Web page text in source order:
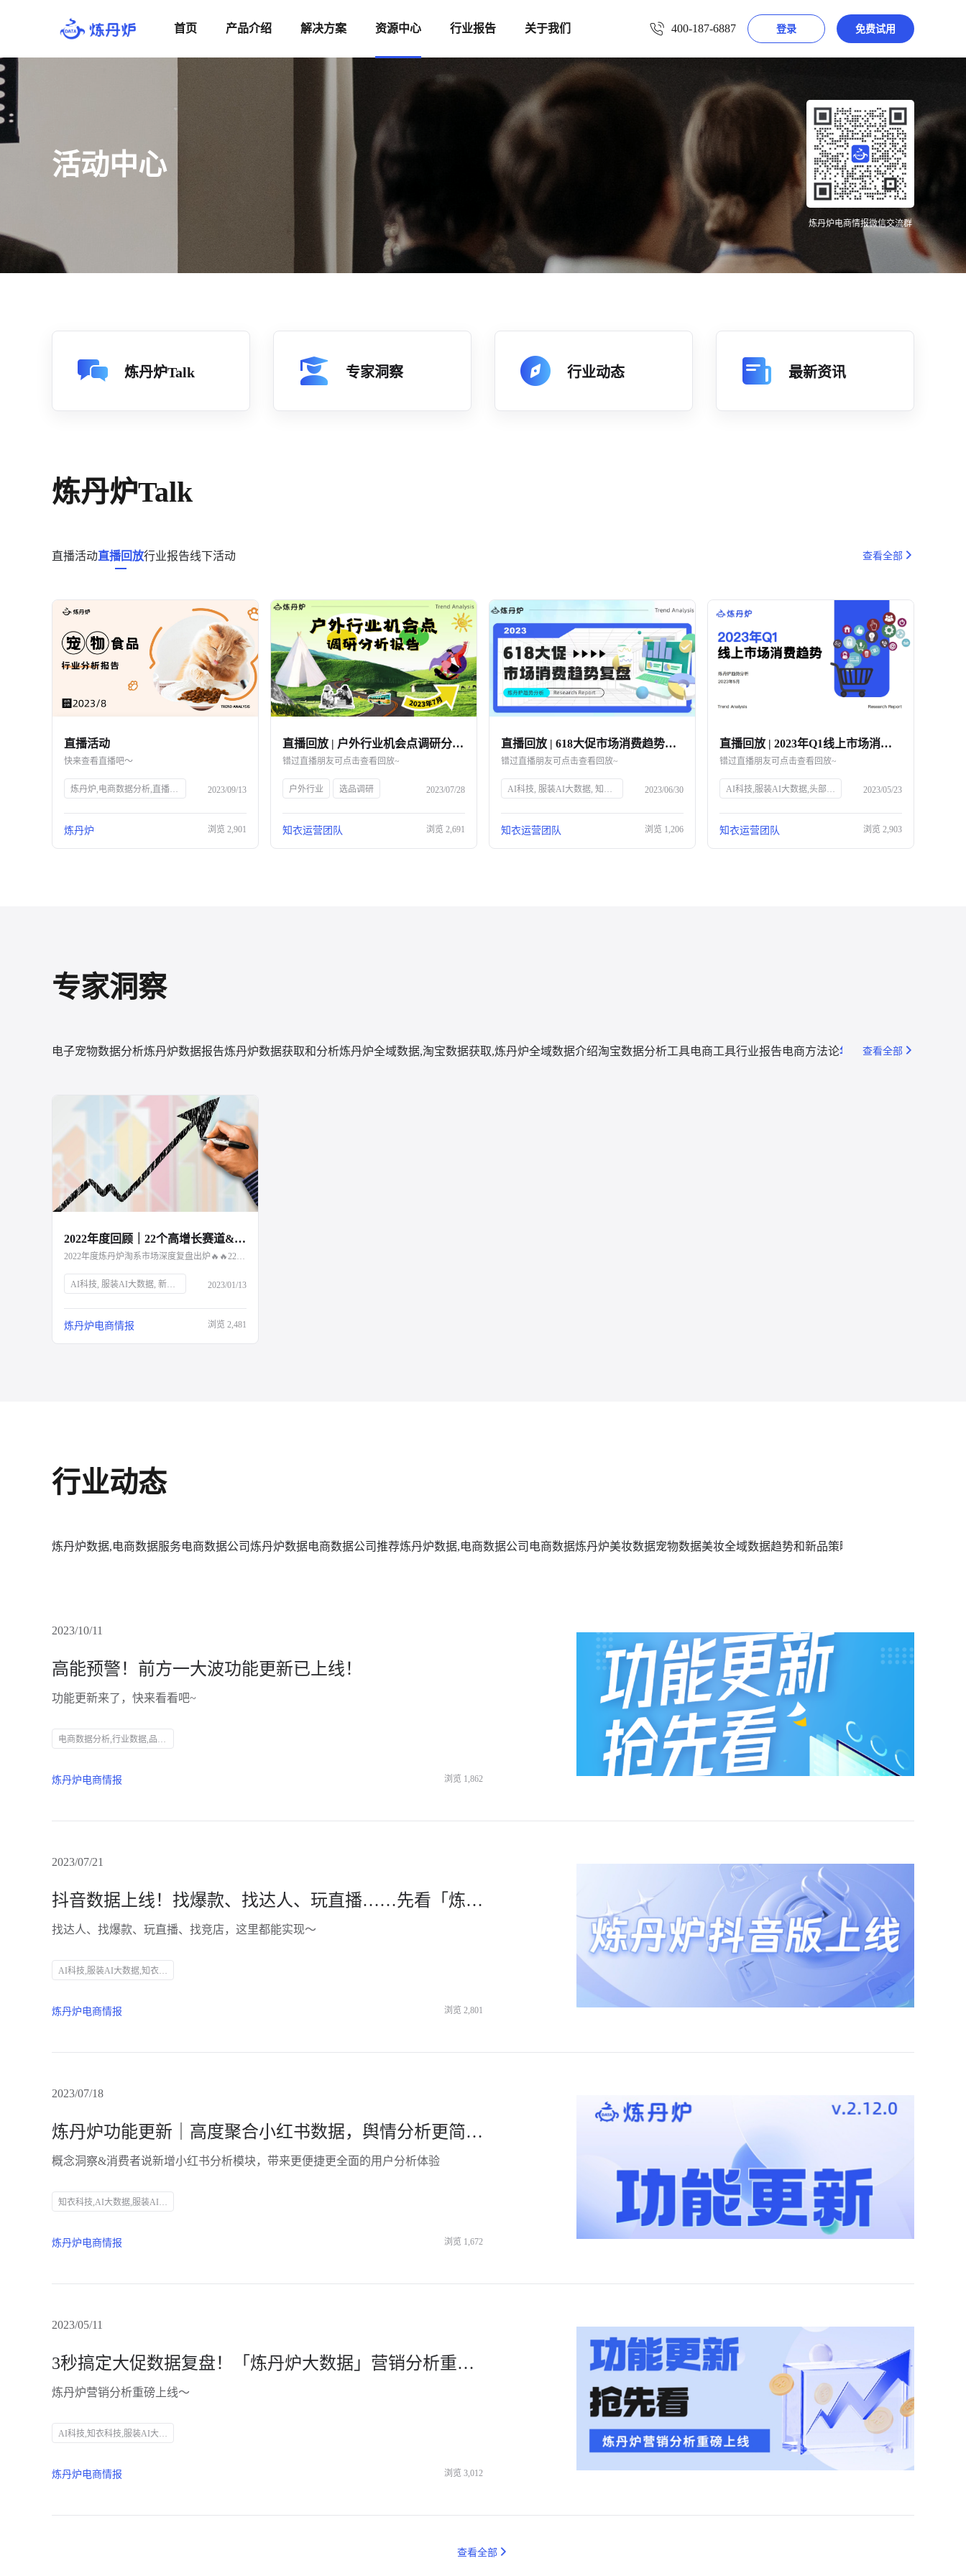
首页 产品介绍 解决方案 资源中心 行业报告 关于我们 400-187-6887 登录 免费试用
活动中心
炼丹炉电商情报微信交流群
炼丹炉Talk 专家洞察 行业动态 最新资讯
炼丹炉Talk
直播活动直播回放行业报告线下活动 查看全部
直播活动
快来查看直播吧～
炼丹炉,电商数据分析,直播行业解读,宠物行业解读,知衣科技,AI大数据,服装AI 2023/09/13
炼丹炉 浏览 2,901
直播回放 | 户外行业机会点调研分析报告解读
错过直播朋友可点击查看回放~
户外行业 选品调研 2023/07/28
知衣运营团队 浏览 2,691
直播回放 | 618大促市场消费趋势复盘解读
错过直播朋友可点击查看回放~
AI科技, 服装AI大数据, 知衣科技, 头部企业, 人工智能, 服装行业, 数据分析, 技术创新, 智能解决方案, 时尚技术 2023/06/30
知衣运营团队 浏览 1,206
直播回放 | 2023年Q1线上市场消费趋势解读
错过直播朋友可点击查看回放~
AI科技,服装AI大数据,头部企业,知衣科技,官网SEO 2023/05/23
知衣运营团队 浏览 2,903
专家洞察
电子宠物数据分析炼丹炉数据报告炼丹炉数据获取和分析炼丹炉全域数据,淘宝数据获取,炼丹炉全域数据介绍淘宝数据分析工具电商工具行业报告电商方法论年度回顾
查看全部
2022年度回顾｜22个高增长赛道&5大消费趋势复盘
2022年度炼丹炉淘系市场深度复盘出炉🔥🔥22个潜力品类及5大市场趋势解读，点击文章阅读～
AI科技, 服装AI大数据, 新消费品牌, Z世代, 新中产, 银发经济, 宅经济, 户外经济, 情绪消费, 短视频营销, 直播营销, 登山, 垂钓, 露营, 滑雪, 防疫政策, 保健意识, 宠物经济, 国货崛起 2023/01/13
炼丹炉电商情报 浏览 2,481
行业动态
炼丹炉数据,电商数据服务电商数据公司炼丹炉数据电商数据公司推荐炼丹炉数据,电商数据公司 电商数据炼丹炉美妆数据宠物数据美妆全域数据趋势和新品策略
2023/10/11
高能预警！前方一大波功能更新已上线！
功能更新来了，快来看看吧~
电商数据分析,行业数据,品牌数据,店铺数据,商品数据,炼丹炉,全域数据覆盖,市场规模,行业发展趋势
炼丹炉电商情报 浏览 1,862
2023/07/21
抖音数据上线！找爆款、找达人、玩直播……先看「炼丹炉」
找达人、找爆款、玩直播、找竞店，这里都能实现～
AI科技,服装AI大数据,知衣科技,抖音直播,电商数据分析,炼丹炉,爆款挖掘,达人筛选,直播分析,竞品监控,内容营销
炼丹炉电商情报 浏览 2,801
2023/07/18
炼丹炉功能更新｜高度聚合小红书数据，舆情分析更简单！
概念洞察&消费者说新增小红书分析模块，带来更便捷更全面的用户分析体验
知衣科技,AI大数据,服装AI,炼丹炉大数据,小红书分析,概念洞察,消费者说,舆情分析,智能语义识别,用户痛点,评论高频词,话题分析,情感倾向,销售额飙升榜,竞争对手研判
炼丹炉电商情报 浏览 1,672
2023/05/11
3秒搞定大促数据复盘！「炼丹炉大数据」营销分析重磅上线！-杭州知衣科技
炼丹炉营销分析重磅上线～
AI科技,知衣科技,服装AI大数据,大促复盘,营销分析,炼丹炉大数据,数据分析,市场趋势,用户洞察,品类分析,价格策略,销售表现,竞品分析,品牌营销,运营效率
炼丹炉电商情报 浏览 3,012
查看全部